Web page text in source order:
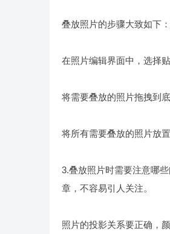
叠放照片的步骤大致如下
在照片编辑界面中，选择
将需要叠放的照片拖拽到
将所有需要叠放的照片放
3.叠放照片时需要注意哪
章，不容易引人关注。
照片的投影关系要正确，